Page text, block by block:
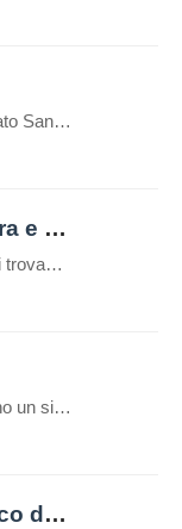
Fino al 1872 fu denominato San Lorenzo di Campagna. Amaseno si trova nella Valle dell'Amaseno, tra gli Ausoni (a est-sud-ovest) e i monti Lepini (a nord). Le montagne si innalzano dai 700 metri fino ai 1090 metri, e la montagna più alta è il Monte
Grotte di Falvaterra e Rio Obaco
Le Grotte di Falvaterra si trovano all'interno del Monumento naturale delle “Grotte di Falvaterra e Rio Obaco”, un'area nel comune di Falvaterra con un sistema sotterraneo di grotte carsiche lunghe più di 5 chilometri che si snoda all'inter
Le Grotte di Pastena sono un sistema di grotte situato nel comune di Pastena, in provincia di Frosinone, nel Parco Naturale Regionale Monti Ausoni e Lago di Fondi. Sono una delle attrazioni turistiche più popolari della zona e offrono ai visitatori la possibilità di esplorare un complesso sotterraneo di grotte e cavità naturali. Le Grotte […]
Il Castello e il Parco di San Martino